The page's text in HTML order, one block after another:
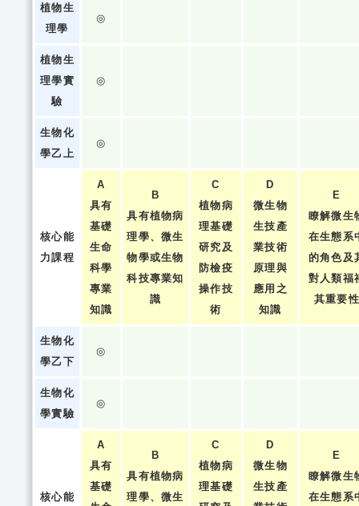
植物生
理學
◎
植物生
理學實
驗
◎
生物化
學乙上
◎
核心能
力課程
A
具有
基礎
生命
科學
專業
知識
B
具有植物病
理學、微生
物學或生物
科技專業知
識
C
植物病
理基礎
研究及
防檢疫
操作技
術
D
微生物
生技產
業技術
原理與
應用之
知識
E
瞭解微生
在生態系
的角色及
對人類福
其重要
生物化
學乙下
◎
生物化
學實驗
◎
核心能
A
具有
基礎
B
具有植物病
理學、微生
C
植物病
理基礎
D
微生物
生技產
E
瞭解微生
在生態系